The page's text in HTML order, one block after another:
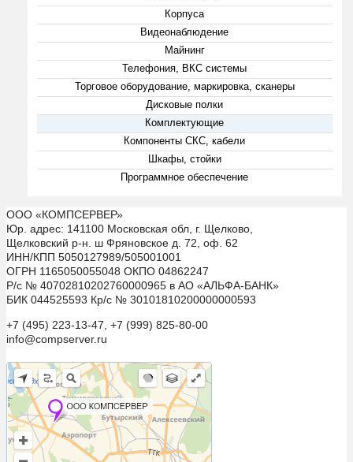
Корпуса
Видеонаблюдение
Майнинг
Телефония, ВКС системы
Торговое оборудование, маркировка, сканеры
Дисковые полки
Комплектующие
Компоненты СКС, кабели
Шкафы, стойки
Программное обеспечение
ООО «КОМПСЕРВЕР»
Юр. адрес: 141100 Московская обл, г. Щелково,
Щелковский р-н. ш Фряновское д. 72, оф. 62
ИНН/КПП 5050127989/505001001
ОГРН 1165050055048 ОКПО 04862247
Р/с № 40702810202760000965 в АО «АЛЬФА-БАНК»
БИК 044525593 Кр/с № 30101810200000000593
+7 (495) 223-13-47, +7 (999) 825-80-00
info@compserver.ru